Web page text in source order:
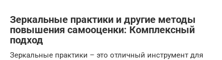
Зеркальные практики и другие методы
повышения самооценки: Комплексный
подход
Зеркальные практики – это отличный инструмент для